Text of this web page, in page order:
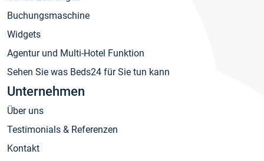
Buchungsmaschine
Widgets
Agentur und Multi-Hotel Funktion
Sehen Sie was Beds24 für Sie tun kann
Unternehmen
Über uns
Testimonials & Referenzen
Kontakt